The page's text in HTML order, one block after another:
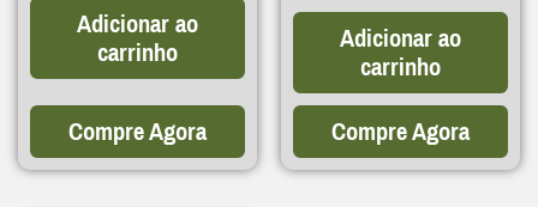
Adicionar ao
carrinho
Compre Agora
Adicionar ao
carrinho
Compre Agora